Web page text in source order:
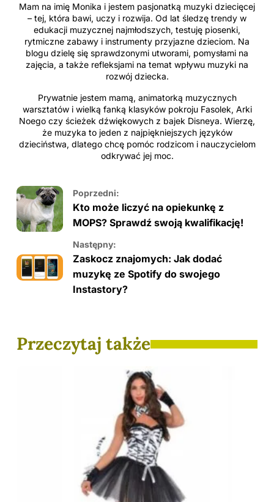
Mam na imię Monika i jestem pasjonatką muzyki dziecięcej
– tej, która bawi, uczy i rozwija. Od lat śledzę trendy w
edukacji muzycznej najmłodszych, testuję piosenki,
rytmiczne zabawy i instrumenty przyjazne dzieciom. Na
blogu dzielę się sprawdzonymi utworami, pomysłami na
zajęcia, a także refleksjami na temat wpływu muzyki na
rozwój dziecka.
Prywatnie jestem mamą, animatorką muzycznych
warsztatów i wielką fanką klasyków pokroju Fasolek, Arki
Noego czy ścieżek dźwiękowych z bajek Disneya. Wierzę,
że muzyka to jeden z najpiękniejszych języków
dzieciństwa, dlatego chcę pomóc rodzicom i nauczycielom
odkrywać jej moc.
Poprzedni:
Kto może liczyć na opiekunkę z
MOPS? Sprawdź swoją kwalifikację!
Następny:
Zaskocz znajomych: Jak dodać
muzykę ze Spotify do swojego
Instastory?
Przeczytaj także